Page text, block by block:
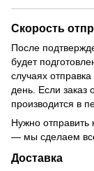
Скорость
После
будет
случаях
день. Если
производится в
Нужно
— мы сделаем
Доставка